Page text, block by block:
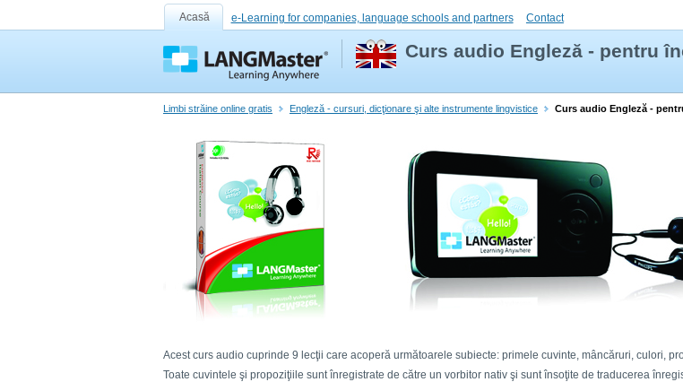
Acasă e-Learning for companies, language schools and partners Contact
Curs audio Engleză - pentru
Limbi străine online gratis Engleză - cursuri, dicţionare şi alte instrumente lingvistice Curs audio Engleză -
Acest curs audio cuprinde 9 lecţii care acoperă următoarele subiecte: primele cuvinte, mâncăruri, culori,
Toate cuvintele şi propoziţiile sunt înregistrate de către un vorbitor nativ şi sunt însoţite de traducerea